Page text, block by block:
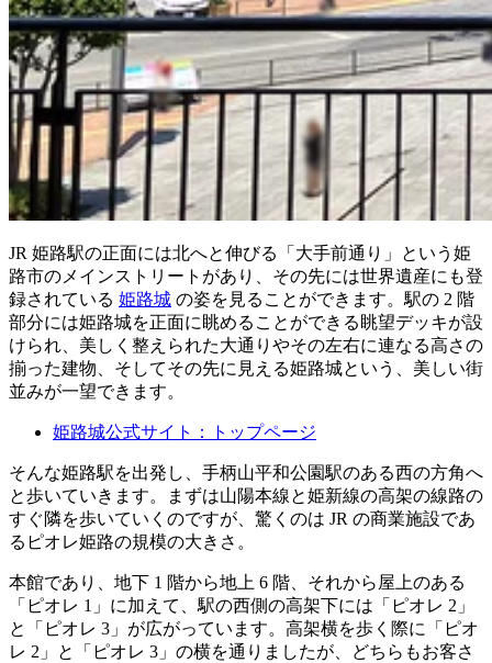
JR 姫路駅の正面には北へと伸びる「大手前通り」という姫
路市のメインストリートがあり、その先には世界遺産にも登
録されている 姫路城 の姿を見ることができます。駅の 2 階
部分には姫路城を正面に眺めることができる眺望デッキが設
けられ、美しく整えられた大通りやその左右に連なる高さの
揃った建物、そしてその先に見える姫路城という、美しい街
並みが一望できます。
姫路城公式サイト：トップページ
そんな姫路駅を出発し、手柄山平和公園駅のある西の方角へ
と歩いていきます。まずは山陽本線と姫新線の高架の線路の
すぐ隣を歩いていくのですが、驚くのは JR の商業施設であ
るピオレ姫路の規模の大きさ。
本館であり、地下 1 階から地上 6 階、それから屋上のある
「ピオレ 1」に加えて、駅の西側の高架下には「ピオレ 2」
と「ピオレ 3」が広がっています。高架横を歩く際に「ピオ
レ 2」と「ピオレ 3」の横を通りましたが、どちらもお客さ